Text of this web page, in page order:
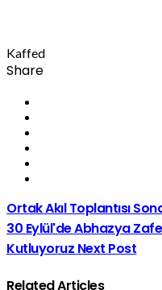
Kaffed
Share
Ortak Akıl Toplantısı
30 Eylül'de Abhazya
Kutluyoruz Next Post
Related Articles